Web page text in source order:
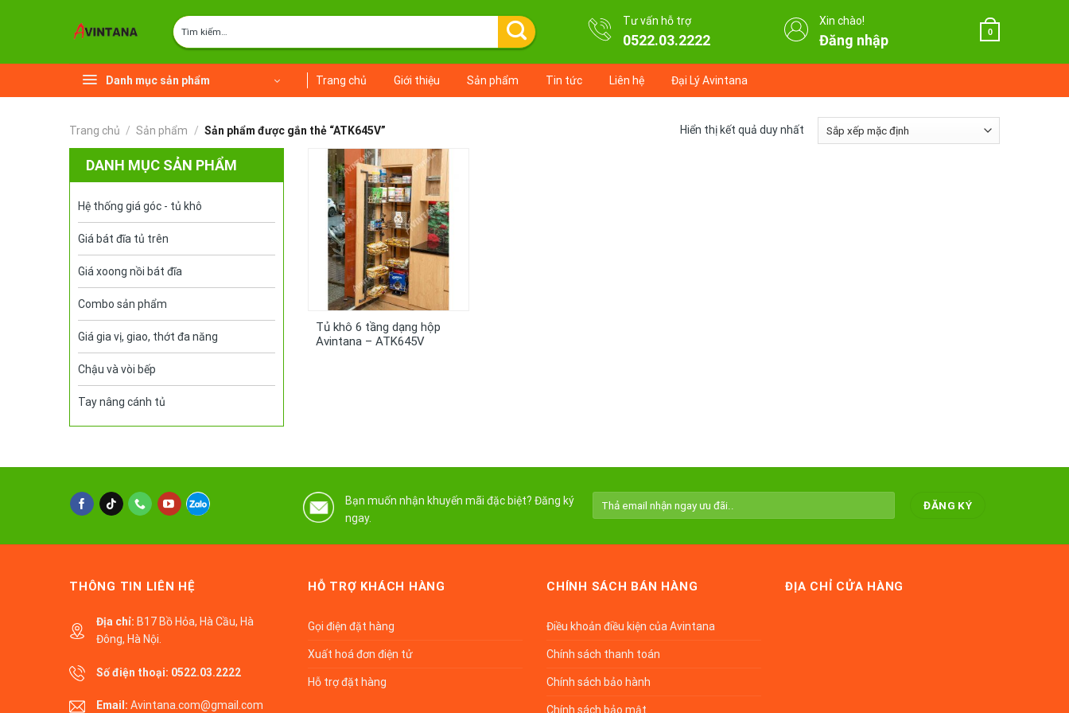
Tìm
kiếm:
Tư vấn hỗ trợ
0522.03.2222
Xin chào!
Đăng nhập
0
Danh mục sản phẩm Trang chủ Giới thiệu Sản phẩm Tin tức Liên hệ Đại Lý Avintana
Trang chủ / Sản phẩm / Sản phẩm được gắn thẻ “ATK645V” Hiển thị kết quả duy nhất
DANH MỤC SẢN PHẨM
Hệ thống giá góc - tủ khô
Giá bát đĩa tủ trên
Giá xoong nồi bát đĩa
Combo sản phẩm
Giá gia vị, giao, thớt đa năng
Chậu và vòi bếp
Tay nâng cánh tủ
Tủ khô 6 tầng dạng hộp
Avintana – ATK645V
Bạn muốn nhận khuyến mãi đặc biệt? Đăng ký
ngay.
THÔNG TIN LIÊN HỆ
Địa chỉ: B17 Bồ Hỏa, Hà Cầu, Hà
Đông, Hà Nội.
Số điện thoại: 0522.03.2222
Email: Avintana.com@gmail.com
HỖ TRỢ KHÁCH HÀNG
Gọi điện đặt hàng
Xuất hoá đơn điện tử
Hỗ trợ đặt hàng
CHÍNH SÁCH BÁN HÀNG
Điều khoản điều kiện của Avintana
Chính sách thanh toán
Chính sách bảo hành
Chính sách bảo mật
ĐỊA CHỈ CỬA HÀNG